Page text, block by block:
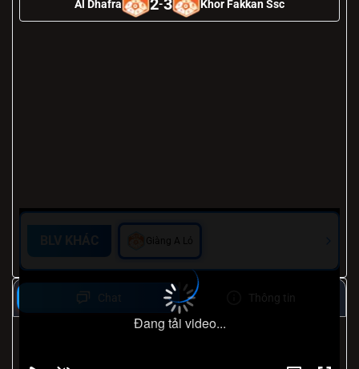
Al Dhafra 2-3 Khor Fakkan Ssc
Đang tải video...
BLV KHÁC Giàng A Lỏ
Chat Thông tin